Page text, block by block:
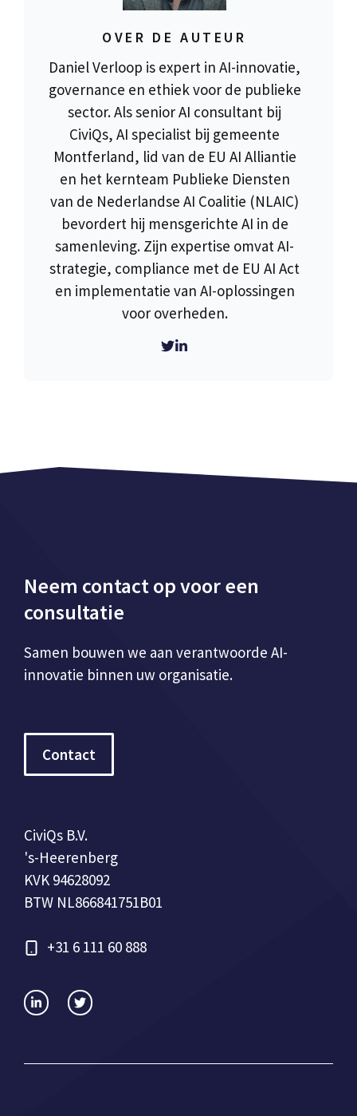
OVER DE AUTEUR
Daniel Verloop is expert in AI-innovatie,
governance en ethiek voor de publieke
sector. Als senior AI consultant bij
CiviQs, AI specialist bij gemeente
Montferland, lid van de EU AI Alliantie
en het kernteam Publieke Diensten
van de Nederlandse AI Coalitie (NLAIC)
bevordert hij mensgerichte AI in de
samenleving. Zijn expertise omvat AI-
strategie, compliance met de EU AI Act
en implementatie van AI-oplossingen
voor overheden.
Neem contact op voor een
consultatie
Samen bouwen we aan verantwoorde AI-
innovatie binnen uw organisatie.
Contact
CiviQs B.V.
's-Heerenberg
KVK 94628092
BTW NL866841751B01
+31 6 111 60 888